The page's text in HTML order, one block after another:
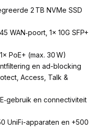
2 TB NVMe SSD
WAN‑poort, 1× 10G SFP+
PoE+ (max. 30 W)
en ad-blocking
Access, Talk &
en connectiviteit
UniFi-apparaten en +500